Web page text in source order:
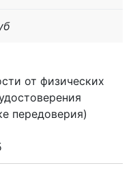
от физических
передоверия)